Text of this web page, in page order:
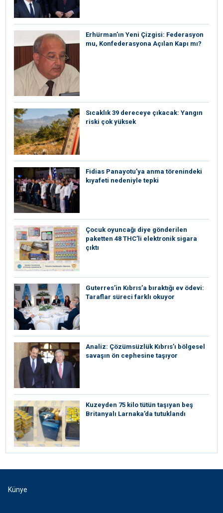
Erhürman’ın Yeni Çizgisi: Federasyon
mu, Konfederasyona Açılan Kapı mı?
Sıcaklık 39 dereceye çıkacak: Yangın
riski çok yüksek
Fidias Panayotu’ya anma törenindeki
kıyafeti nedeniyle tepki
Çocuk oyuncağı diye gönderilen
paketten 48 THC’li elektronik sigara
çıktı
Guterres’in Kıbrıs’a bıraktığı ev ödevi:
Taraflar süreci farklı okuyor
Analiz: Çözümsüzlük Kıbrıs’ı bölgesel
savaşın ön cephesine taşıyor
Kuzeyden 75 kilo tütün taşıyan beş
Britanyalı Larnaka’da tutuklandı
Künye